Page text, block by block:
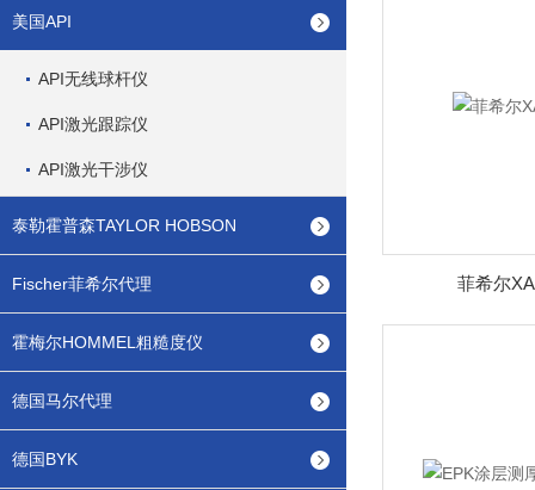
美国API
API无线球杆仪
API激光跟踪仪
API激光干涉仪
泰勒霍普森TAYLOR HOBSON
Fischer菲希尔代理
霍梅尔HOMMEL粗糙度仪
德国马尔代理
德国BYK
菲希尔